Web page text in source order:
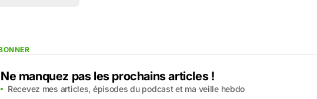
Ne manquez pas les prochains articles !
Recevez mes articles, épisodes du podcast et ma veille hebdo